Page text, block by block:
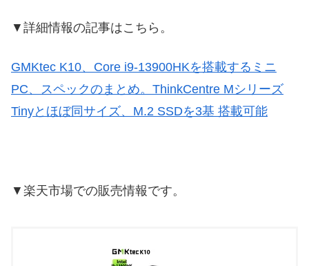
▼詳細情報の記事はこちら。
GMKtec K10、Core i9-13900HKを搭載するミニ
PC、スペックのまとめ。ThinkCentre Mシリーズ
Tinyとほぼ同サイズ、M.2 SSDを3基 搭載可能
▼楽天市場での販売情報です。